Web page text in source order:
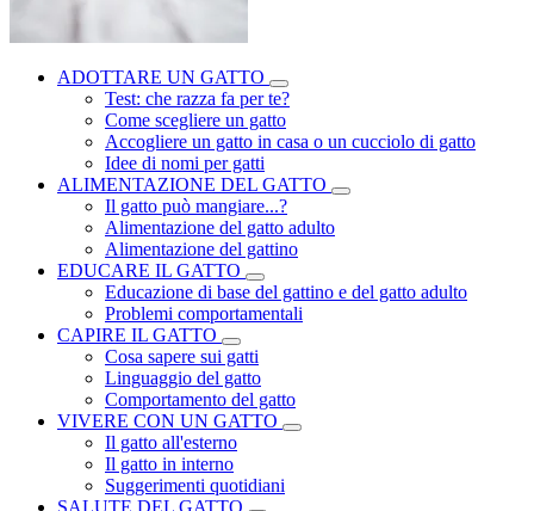
ADOTTARE UN GATTO
Test: che razza fa per te?
Come scegliere un gatto
Accogliere un gatto in casa o un cucciolo di gatto
Idee di nomi per gatti
ALIMENTAZIONE DEL GATTO
Il gatto può mangiare...?
Alimentazione del gatto adulto
Alimentazione del gattino
EDUCARE IL GATTO
Educazione di base del gattino e del gatto adulto
Problemi comportamentali
CAPIRE IL GATTO
Cosa sapere sui gatti
Linguaggio del gatto
Comportamento del gatto
VIVERE CON UN GATTO
Il gatto all'esterno
Il gatto in interno
Suggerimenti quotidiani
SALUTE DEL GATTO